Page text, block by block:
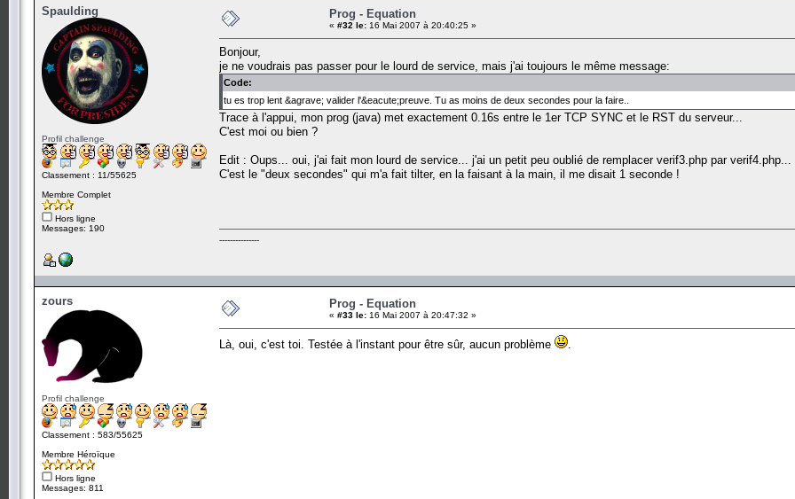
Spaulding
Profil challenge
Classement : 11/55625
Membre Complet
Hors ligne
Messages: 190
Prog - Equation
« #32 le: 16 Mai 2007 à 20:40:25 »
Bonjour,
je ne voudrais pas passer pour le lourd de service, mais j'ai toujours le même message:
Code:
tu es trop lent &agrave; valider l'&eacute;preuve. Tu as moins de deux secondes pour la faire..
Trace à l'appui, mon prog (java) met exactement 0.16s entre le 1er TCP SYNC et le RST du serveur...
C'est moi ou bien ?
Edit : Oups... oui, j'ai fait mon lourd de service... j'ai un petit peu oublié de remplacer verif3.php par verif4.php...
C'est le "deux secondes" qui m'a fait tilter, en la faisant à la main, il me disait 1 seconde !
---------------
zours
Profil challenge
Classement : 583/55625
Membre Héroïque
Hors ligne
Messages: 811
Prog - Equation
« #33 le: 16 Mai 2007 à 20:47:32 »
Là, oui, c'est toi. Testée à l'instant pour être sûr, aucun problème